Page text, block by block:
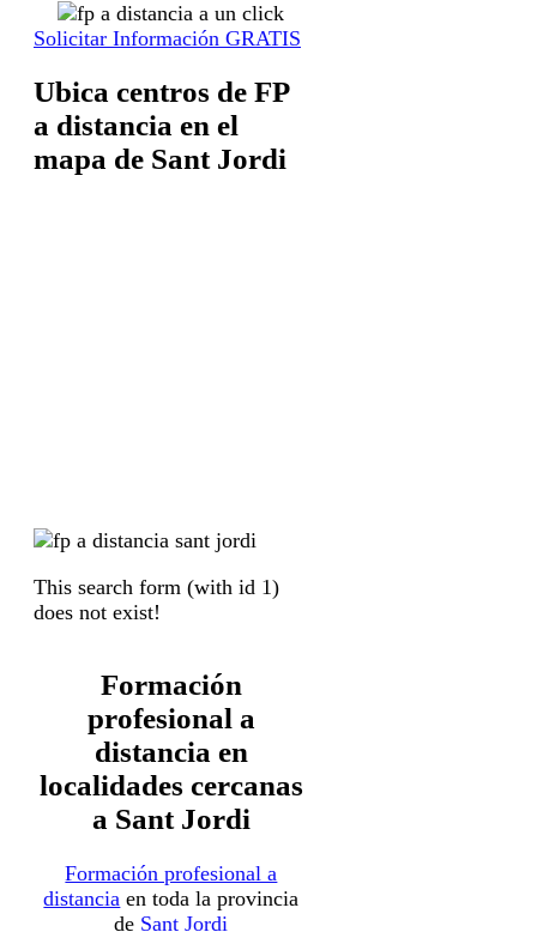
Solicitar Información GRATIS
Ubica centros de FP
a distancia en el
mapa de Sant Jordi
This search form (with id 1)
does not exist!
Formación
profesional a
distancia en
localidades cercanas
a Sant Jordi
Formación profesional a
distancia en toda la provincia
de Sant Jordi